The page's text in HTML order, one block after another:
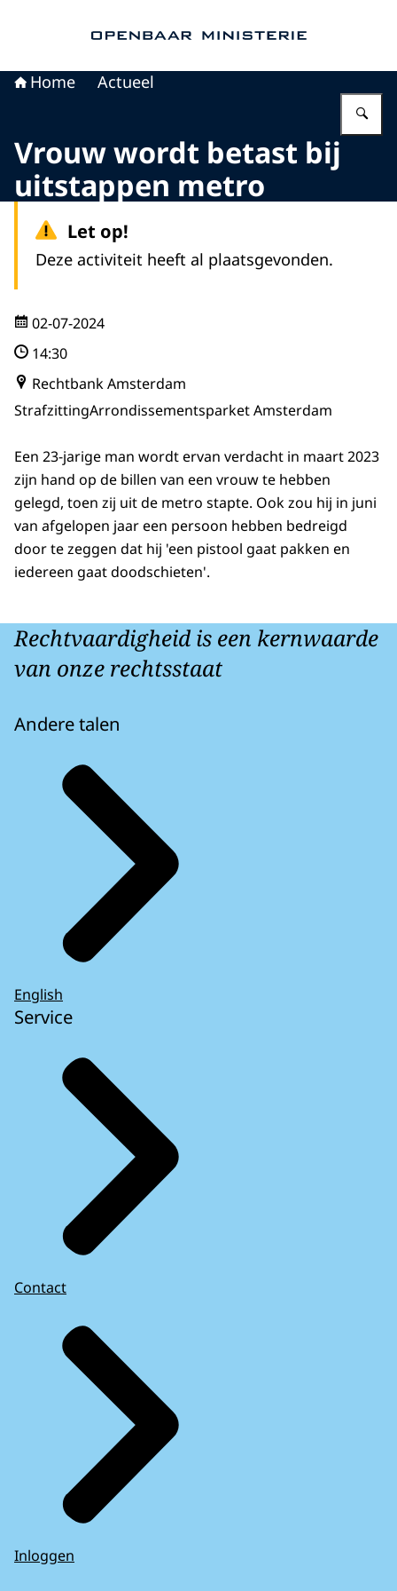
Home Actueel
Vrouw wordt betast bij
uitstappen metro
Let op!
Deze activiteit heeft al plaatsgevonden.
02-07-2024
14:30
Rechtbank Amsterdam
StrafzittingArrondissementsparket Amsterdam
Een 23-jarige man wordt ervan verdacht in maart 2023
zijn hand op de billen van een vrouw te hebben
gelegd, toen zij uit de metro stapte. Ook zou hij in juni
van afgelopen jaar een persoon hebben bedreigd
door te zeggen dat hij 'een pistool gaat pakken en
iedereen gaat doodschieten'.
Rechtvaardigheid is een kernwaarde
van onze rechtsstaat
Andere talen
English
Service
Contact
Inloggen